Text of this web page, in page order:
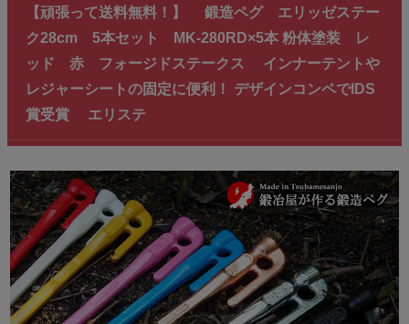
【頑張って送料無料！】 鍛造ペグ エリッゼステー
ク28cm 5本セット MK-280RD×5本 粉体塗装 レ
ッド 赤 フォージドステークス インナーテントや
レジャーシートの固定に便利！ デザインコンペでIDS
賞受賞 エリステ